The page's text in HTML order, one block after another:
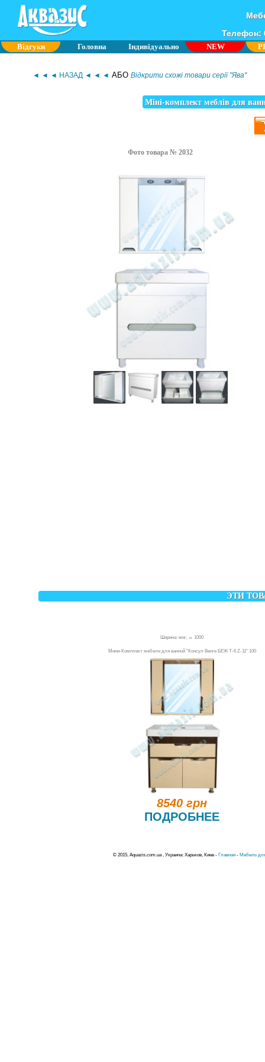
Телефон:
Відгуки Головна Індивідуально NEW
◄ ◄ ◄ НАЗАД ◄ ◄ ◄ АБО Відкрити схожі товари серії "Ява"
Міні-комплект меблів для
Фото товара № 2032
ЭТИ
Ширина: мм: ↔ 1000
Мини-Комплект мебели для ванной "Консул Венге БЕЖ Т-6 Z-11" 100
8540 грн
ПОДРОБНЕЕ
© 2015, Aquazis.com.ua , Украина: Харьков, Киев - Главная - Мебель